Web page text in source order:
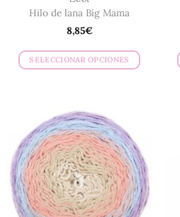
producto
Hilo de lana Big Mama
8,85€
SELECCIONAR OPCIONES
múltiples
variantes.
Las
opciones
se
pueden
elegir